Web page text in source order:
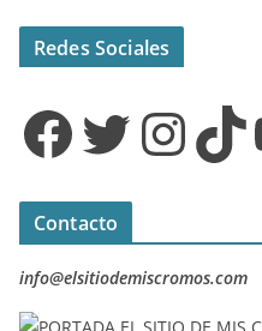
Redes Sociales
Facebook Twitter InstagramTikTok
Contacto
info@elsitiodemiscromos.com